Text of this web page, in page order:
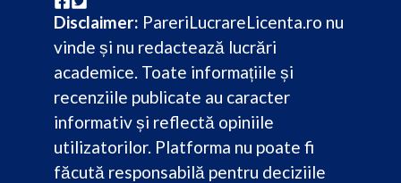
Disclaimer: PareriLucrareLicenta.ro nu
vinde și nu redactează lucrări
academice. Toate informațiile și
recenziile publicate au caracter
informativ și reflectă opiniile
utilizatorilor. Platforma nu poate fi
făcută responsabilă pentru deciziile